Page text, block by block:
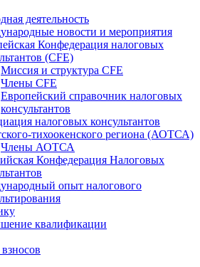
деятельность
новости и мероприятия
Конфедерация налоговых
(CFE)
Миссия и структура CFE
Члены CFE
Европейский справочник налоговых
консультантов
налоговых консультантов
тихоокенского региона (АОТСА)
Члены АОТСА
Конфедерация Налоговых
опыт налогового
квалификации